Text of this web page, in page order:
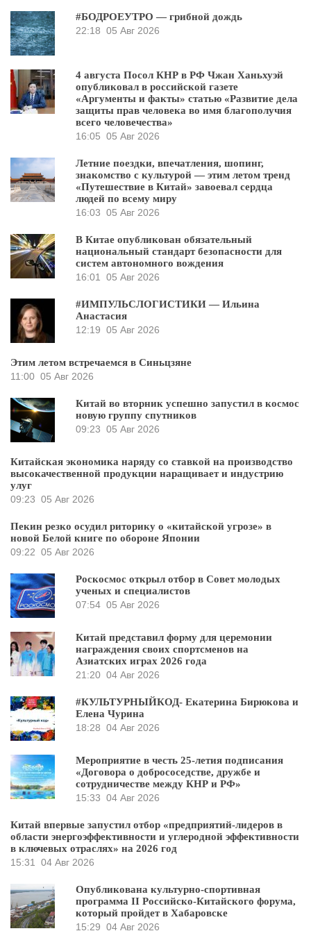
#БОДРОЕУТРО — грибной дождь
22:18 05 Авг 2026
4 августа Посол КНР в РФ Чжан Ханьхуэй
опубликовал в российской газете
«Аргументы и факты» статью «Развитие дела
защиты прав человека во имя благополучия
всего человечества»
16:05 05 Авг 2026
Летние поездки, впечатления, шопинг,
знакомство с культурой — этим летом тренд
«Путешествие в Китай» завоевал сердца
людей по всему миру
16:03 05 Авг 2026
В Китае опубликован обязательный
национальный стандарт безопасности для
систем автономного вождения
16:01
05 Авг 2026
#ИМПУЛЬСЛОГИСТИКИ — Ильина
Анастасия
12:19 05 Авг 2026
Этим летом встречаемся в Синьцзяне
11:00 05 Авг 2026
Китай во вторник успешно запустил в космос
новую группу спутников
09:23 05 Авг 2026
Китайская экономика наряду со ставкой на производство
высокачественной продукции наращивает и индустрию
улуг
09:23 05 Авг 2026
Пекин резко осудил риторику о «китайской угрозе» в
новой Белой книге по обороне Японии
09:22 05 Авг 2026
Роскосмос открыл отбор в Совет молодых
ученых и специалистов
07:54 05 Авг 2026
Китай представил форму для церемонии
награждения своих спортсменов на
Азиатских играх 2026 года
21:20 04 Авг 2026
#КУЛЬТУРНЫЙКОД- Екатерина Бирюкова и
Елена Чурина
18:28 04 Авг 2026
Мероприятие в честь 25-летия подписания
«Договора о добрососедстве, дружбе и
сотрудничестве между КНР и РФ»
15:33 04 Авг 2026
Китай впервые запустил отбор «предприятий-лидеров в
области энергоэффективности и углеродной эффективности
в ключевых отраслях» на 2026 год
15:31
04 Авг 2026
Опубликована культурно-спортивная
программа II Российско-Китайского форума,
который пройдет в Хабаровске
15:29 04 Авг 2026